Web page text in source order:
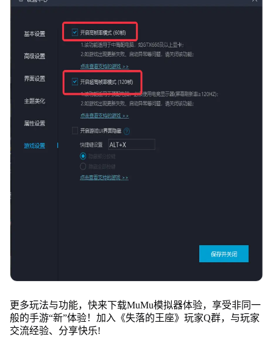
更多玩法与功能，快来下载MuMu模拟器体验，享受非同一
般的手游“新”体验！加入《失落的王座》玩家Q群，与玩家
交流经验、分享快乐!